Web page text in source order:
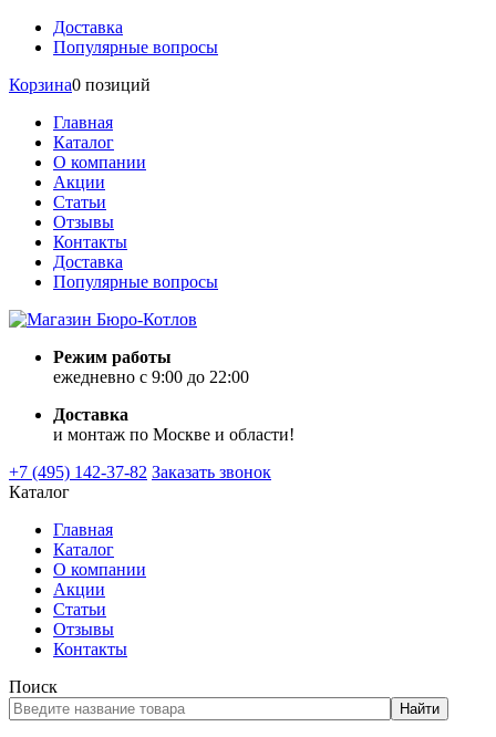
Доставка
Популярные вопросы
Корзина0 позиций
Главная
Каталог
О компании
Акции
Статьи
Отзывы
Контакты
Доставка
Популярные вопросы
Режим работы
ежедневно с 9:00 до 22:00
Доставка
и монтаж по Москве и области!
+7 (495) 142-37-82 Заказать звонок
Каталог
Главная
Каталог
О компании
Акции
Статьи
Отзывы
Контакты
Поиск
Найти